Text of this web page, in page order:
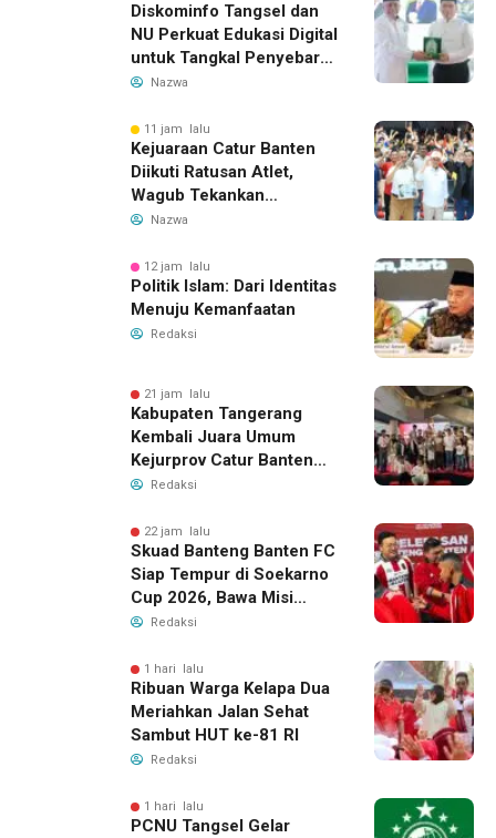
Diskominfo Tangsel dan
NU Perkuat Edukasi Digital
untuk Tangkal Penyebaran
Hoaks
Nazwa
11 jam lalu
Kejuaraan Catur Banten
Diikuti Ratusan Atlet,
Wagub Tekankan
Pembinaan Dini
Nazwa
12 jam lalu
Politik Islam: Dari Identitas
Menuju Kemanfaatan
Redaksi
21 jam lalu
Kabupaten Tangerang
Kembali Juara Umum
Kejurprov Catur Banten
2026, Raih 24 Medali
Redaksi
22 jam lalu
Skuad Banteng Banten FC
Siap Tempur di Soekarno
Cup 2026, Bawa Misi
Harumkan Nama Banten
Redaksi
1 hari lalu
Ribuan Warga Kelapa Dua
Meriahkan Jalan Sehat
Sambut HUT ke-81 RI
Redaksi
1 hari lalu
PCNU Tangsel Gelar